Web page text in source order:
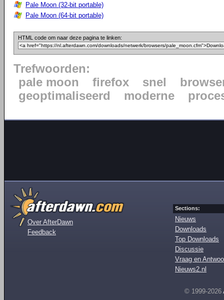
Pale Moon (32-bit portable)
Pale Moon (64-bit portable)
HTML code om naar deze pagina te linken:
Trefwoorden:
pale moon
firefox snel
geoptimaliseerd
moderne
Over AfterDawn
Feedback
Sections:
Nieuws
Downloads
Top Downloads
Discussie
Vraag en
Nieuws2.nl
© 1999-2026